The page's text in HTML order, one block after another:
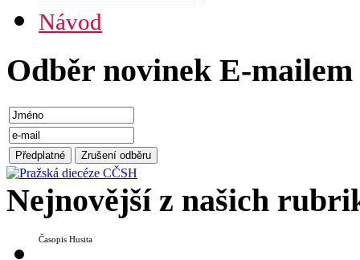
Návod
Odběr novinek E-mailem
Nejnovější z našich
Časopis Husita